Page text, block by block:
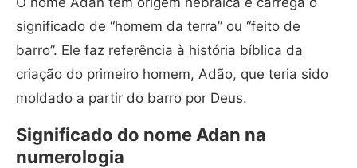
significado de “homem da terra” ou “feito de
barro”. Ele faz referência à história bíblica da
criação do primeiro homem, Adão, que teria sido
moldado a partir do barro por Deus.
Significado do nome Adan na
numerologia